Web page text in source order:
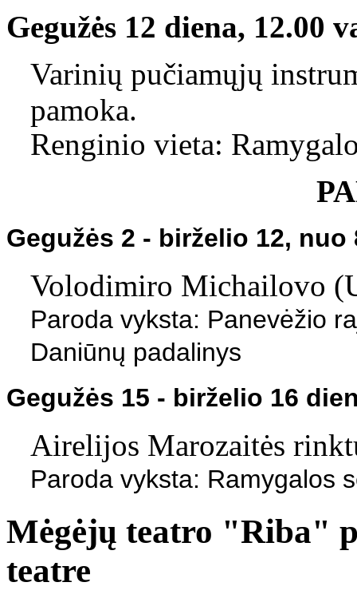
Gegužės 12 diena, 12.00
Varinių pučiamųjų
pamoka.
Renginio vieta:
Gegužės 2 - birželio 12, nuo
Volodimiro Michailovo
Paroda vyksta: Panevėžio
Daniūnų padalinys
Gegužės 15 - birželio 16
Airelijos Marozaitės
Paroda vyksta: Ramygalos
Mėgėjų teatro "Riba"
teatre